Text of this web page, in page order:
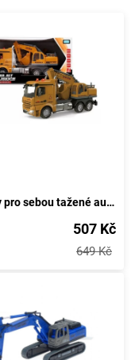
Hračky pro sebou tažené autíčka
507 Kč
649 Kč